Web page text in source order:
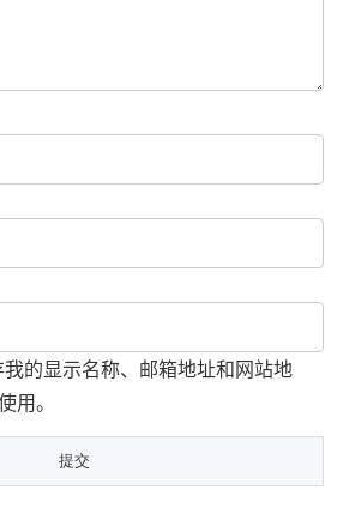
的显示名称、邮箱地址和网站地
用。